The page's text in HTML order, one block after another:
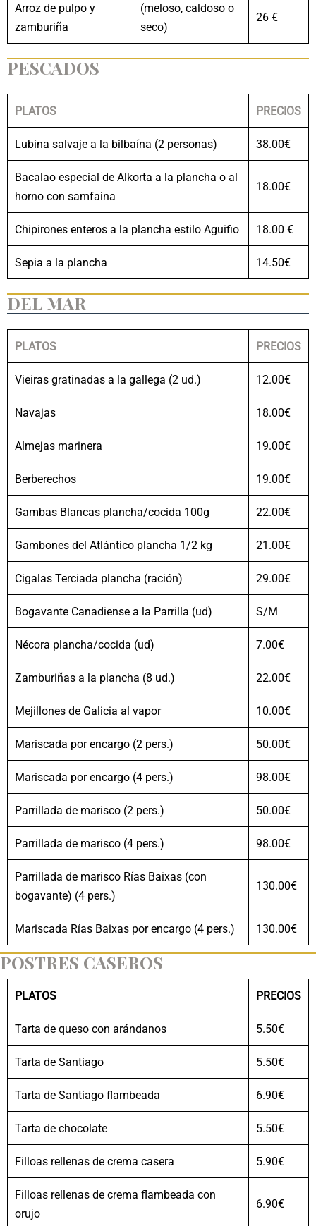
Arroz de pulpo y
zamburiña
(meloso, caldoso o
seco)
26 €
PESCADOS
PLATOS PRECIOS
Lubina salvaje a la bilbaína (2 personas) 38.00€
Bacalao especial de Alkorta a la plancha o al
horno con samfaina
18.00€
Chipirones enteros a la plancha estilo Aguifio 18.00 €
Sepia a la plancha 14.50€
DEL MAR
PLATOS PRECIOS
Vieiras gratinadas a la gallega (2 ud.) 12.00€
Navajas 18.00€
Almejas marinera 19.00€
Berberechos 19.00€
Gambas Blancas plancha/cocida 100g 22.00€
Gambones del Atlántico plancha 1/2 kg 21.00€
Cigalas Terciada plancha (ración) 29.00€
Bogavante Canadiense a la Parrilla (ud) S/M
Nécora plancha/cocida (ud) 7.00€
Zamburiñas a la plancha (8 ud.) 22.00€
Mejillones de Galicia al vapor 10.00€
Mariscada por encargo (2 pers.) 50.00€
Mariscada por encargo (4 pers.) 98.00€
Parrillada de marisco (2 pers.) 50.00€
Parrillada de marisco (4 pers.) 98.00€
Parrillada de marisco Rías Baixas (con
bogavante) (4 pers.)
130.00€
Mariscada Rías Baixas por encargo (4 pers.) 130.00€
POSTRES CASEROS
PLATOS PRECIOS
Tarta de queso con arándanos 5.50€
Tarta de Santiago 5.50€
Tarta de Santiago flambeada 6.90€
Tarta de chocolate 5.50€
Filloas rellenas de crema casera 5.90€
Filloas rellenas de crema flambeada con
orujo
6.90€